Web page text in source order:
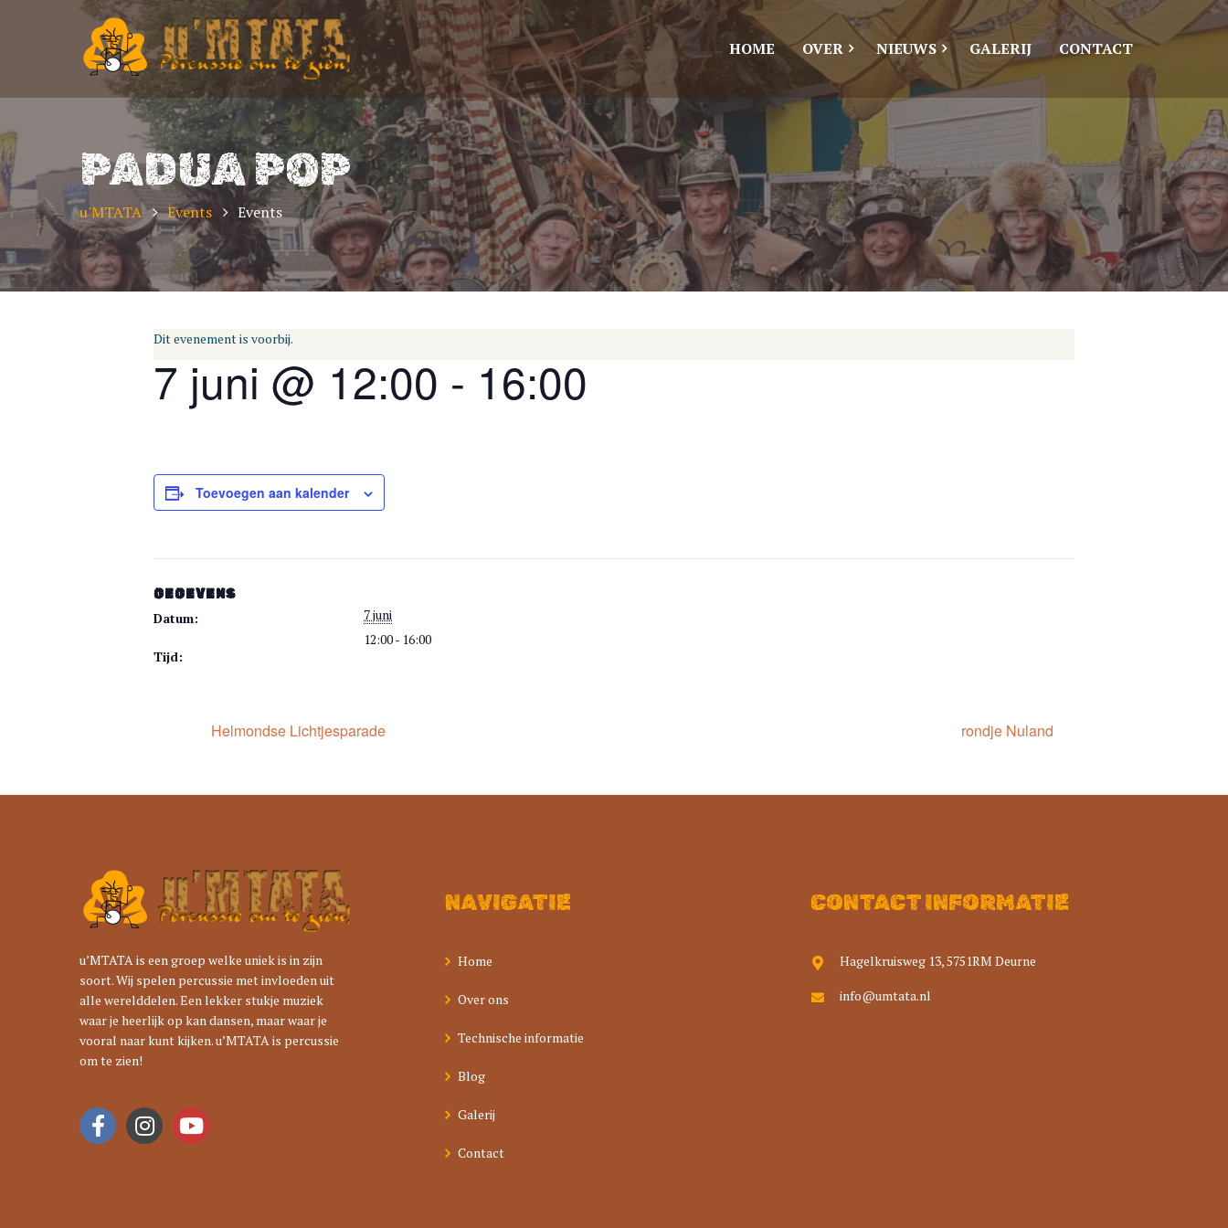
HOME OVER NIEUWS GALERIJ CONTACT
PADUA POP
u'MTATA Events Events
Dit evenement is voorbij.
7 juni @ 12:00 - 16:00
Toevoegen aan kalender
GEGEVENS
Datum: 7 juni
Tijd:
12:00 - 16:00
Helmondse Lichtjesparade rondje Nuland
u’MTATA is een groep welke uniek is in zijn
soort. Wij spelen percussie met invloeden uit
alle werelddelen. Een lekker stukje muziek
waar je heerlijk op kan dansen, maar waar je
vooral naar kunt kijken. u’MTATA is percussie
om te zien!
NAVIGATIE
Home
Over ons
Technische informatie
Blog
Galerij
Contact
CONTACT INFORMATIE
Hagelkruisweg 13, 5751RM Deurne
info@umtata.nl